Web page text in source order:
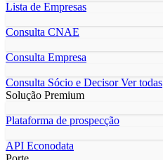
Lista de Empresas
Consulta CNAE
Consulta Empresa
Consulta Sócio e DecisorVer todas
Solução Premium
Plataforma de prospecção
API Econodata